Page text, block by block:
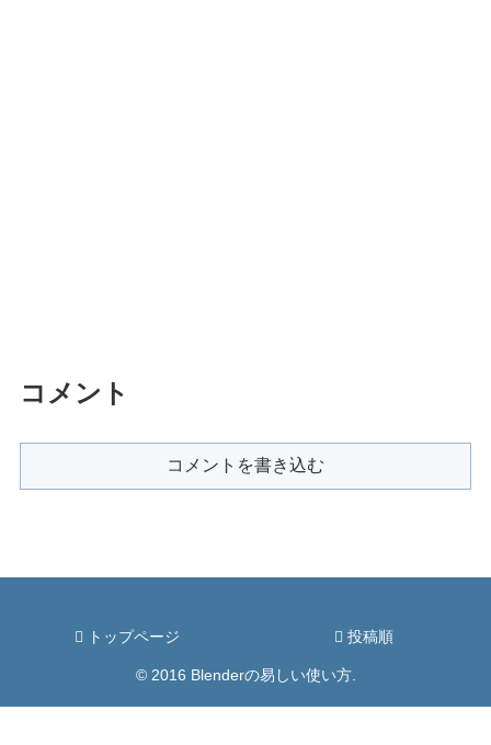
コメント
コメントを書き込む
トップページ 投稿順
© 2016 Blenderの易しい使い方.